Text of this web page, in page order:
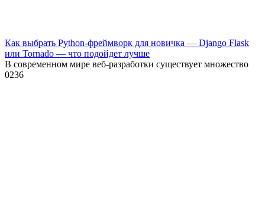
Как выбрать Python-фреймворк для новичка — Django Flask
или Tornado — что подойдет лучше
В современном мире веб-разработки существует множество
0236